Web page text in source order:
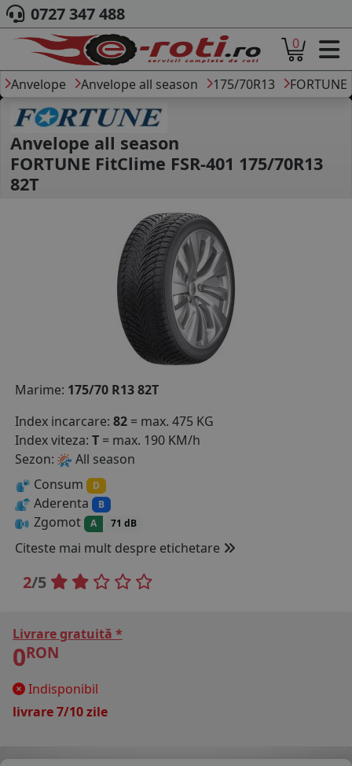
ACASA
DESPRE NOI
ANVELOPE
AUTO
CAMION
MOTO
DIMENSIUNI
PRODUCATORI ANVELOPE
MARCA AUTO
BLOG
B2B - COLABORARE COMPANII
CONT
CONTACT
0727 347 488
0
Anvelope Anvelope all season 175/70R13 FORTUNE
Anvelope all season
FORTUNE FitClime FSR-401 175/70R13
82T
Marime: 175/70 R13 82T
Index incarcare: 82 = max. 475 KG
Index viteza: T = max. 190 KM/h
Sezon:
All season
Consum
D
Aderenta B
Zgomot A 71 dB
Citeste mai mult despre etichetare
2/5
Livrare gratuită *
0RON
Indisponibil
livrare 7/10 zile